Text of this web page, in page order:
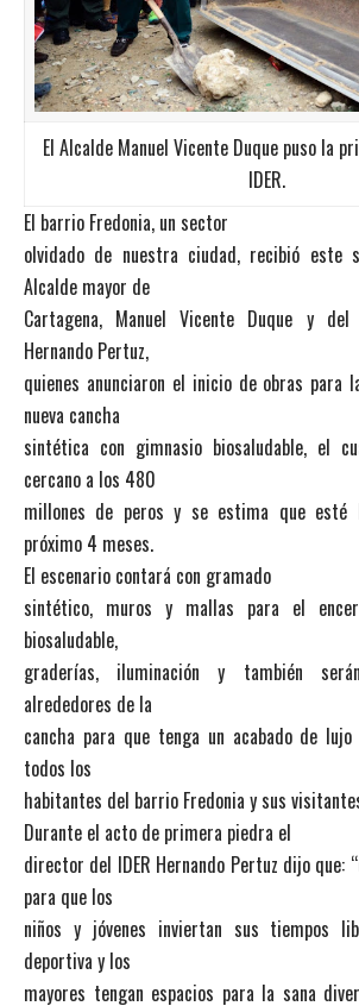
El Alcalde Manuel Vicente Duque puso la
IDER.
El barrio Fredonia, un sector
olvidado de nuestra ciudad, recibió este
Alcalde mayor de
Cartagena, Manuel Vicente Duque y
Hernando Pertuz,
quienes anunciaron el inicio de obras para
nueva cancha
sintética con gimnasio biosaludable, el
cercano a los 480
millones de peros y se estima que
próximo 4 meses.
El escenario contará con gramado
sintético, muros y mallas para el
biosaludable,
graderías, iluminación y también
alrededores de la
cancha para que tenga un acabado de
todos los
habitantes del barrio Fredonia y sus
Durante el acto de primera piedra el
director del IDER Hernando Pertuz dijo que:
para que los
niños y jóvenes inviertan sus tiempos
deportiva y los
mayores tengan espacios para la sana